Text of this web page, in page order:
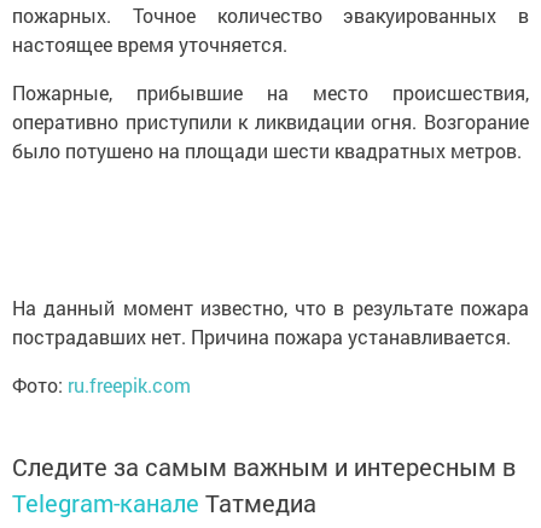
пожарных. Точное количество эвакуированных в
настоящее время уточняется.
Пожарные, прибывшие на место происшествия,
оперативно приступили к ликвидации огня. Возгорание
было потушено на площади шести квадратных метров.
На данный момент известно, что в результате пожара
пострадавших нет. Причина пожара устанавливается.
Фото: ru.freepik.com
Следите за самым важным и интересным в
Telegram-канале Татмедиа